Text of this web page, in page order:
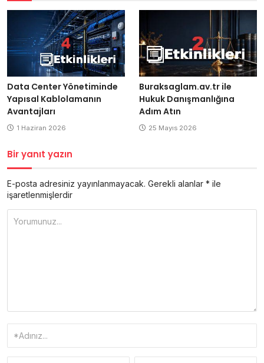
Data Center Yönetiminde
Yapısal Kablolamanın
Avantajları
1 Haziran 2026
Buraksaglam.av.tr ile
Hukuk Danışmanlığına
Adım Atın
25 Mayıs 2026
Bir yanıt yazın
E-posta adresiniz yayınlanmayacak. Gerekli alanlar * ile
işaretlenmişlerdir